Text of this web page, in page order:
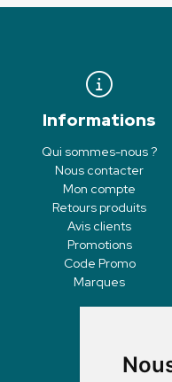
Informations
Qui sommes-nous ?
Nous contacter
Mon compte
Retours produits
Avis clients
Promotions
Code Promo
Marques